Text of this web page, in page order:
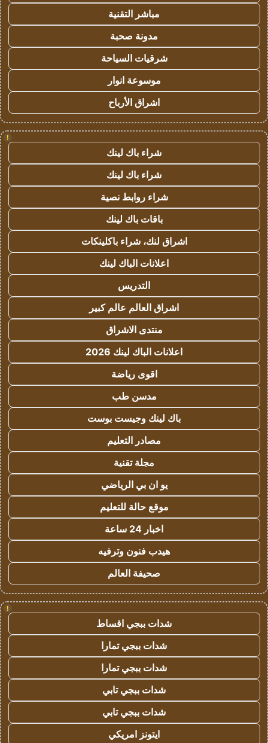
مباشر التقنية
مدونة صحبة
شرقيات السياحة
موسوعة انوار
اشراق الأرباح
!
شراء باك لينك
شراء باك لينك
شراء روابط نصية
باقات باك لينك
اشراق لنك، شراء باكلينكات
اعلانات الباك لينك
التدريس
اشراق العالم عالم كبير
منتدى الاشراق
اعلانات الباك لينك 2026
اقوى رياضة
مدسن طب
باك لينك وجيست بوست
مصادر التعليم
مجلة تقنية
يو ان بي الرياضي
موقع حالة للتعليم
اخبار 24 ساعة
هيدب فنون وترفيه
صحيفة العالم
!
شدات ببجي اقساط
شدات ببجي تمارا
شدات ببجي تمارا
شدات ببجي تابي
شدات ببجي تابي
ايتونز امريكي